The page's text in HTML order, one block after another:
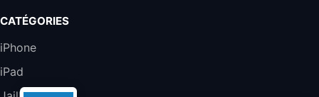
Galaxy S25 FE 6,7\" 5G Nano SIM 128 Go
Blanc
357,4€
CATÉGORIES
iPhone
iPad